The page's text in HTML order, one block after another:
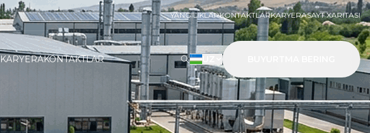
YANGILIKLARKONTAKTLARKARYERASAYT XARITASI
KARYERAKONTAKTLAR